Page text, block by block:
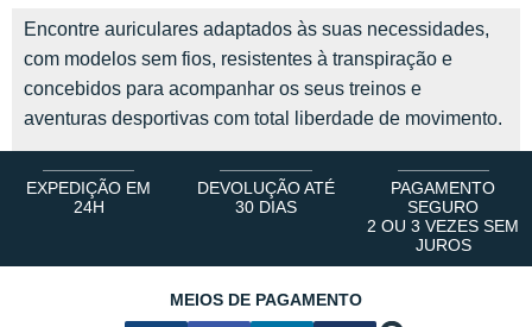
Encontre auriculares adaptados às suas necessidades,
com modelos sem fios, resistentes à transpiração e
concebidos para acompanhar os seus treinos e
aventuras desportivas com total liberdade de movimento.
EXPEDIÇÃO EM
24H
DEVOLUÇÃO ATÉ
30 DIAS
PAGAMENTO
SEGURO
2 OU 3 VEZES SEM
JUROS
MEIOS DE PAGAMENTO